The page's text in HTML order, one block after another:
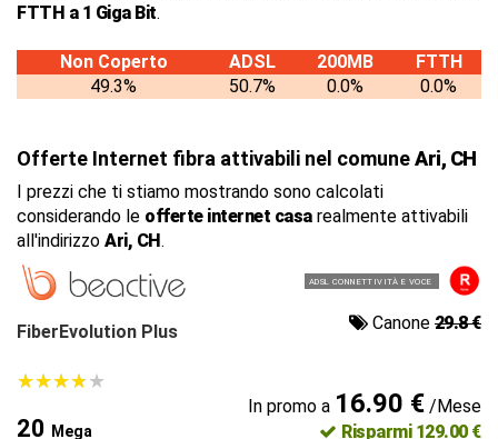
FTTH a 1 Giga Bit.
Non Coperto ADSL 200MB
FTTH
49.3%
50.7% 0.0% 0.0%
Offerte Internet fibra attivabili nel comuneAri, CH
I prezzi che ti stiamo mostrando sono calcolati
considerando le offerte internet casarealmente attivabili
all'indirizzo Ari, CH.
ADSL CONNETTIVITÀ E VOCE
FiberEvolution Plus Canone 29.8 €
★★★★★
★★★★★
20 Mega
In promo a 16.90 €/Mese
Risparmi 129.00 €